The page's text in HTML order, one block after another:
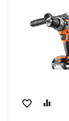
favorite_border equalizer